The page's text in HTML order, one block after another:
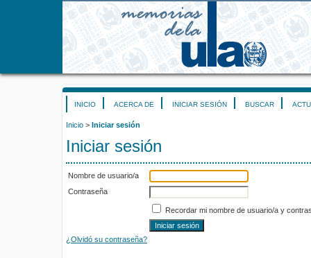
INICIO ACERCA DE INICIAR SESIÓN BUSCAR
Inicio > Iniciar sesión
Iniciar sesión
Nombre de usuario/a
Contraseña
Recordar mi nombre de usuario/a y
¿Olvidó su contraseña?